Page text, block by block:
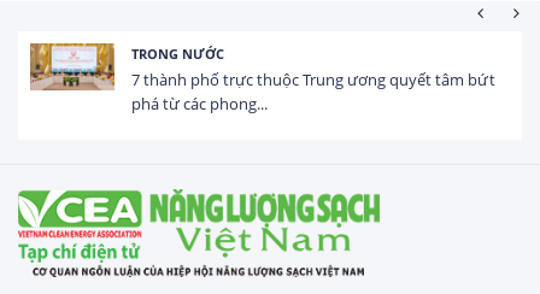
Trung ương quyết tâm bứt
Tổng vốn FDI đăng